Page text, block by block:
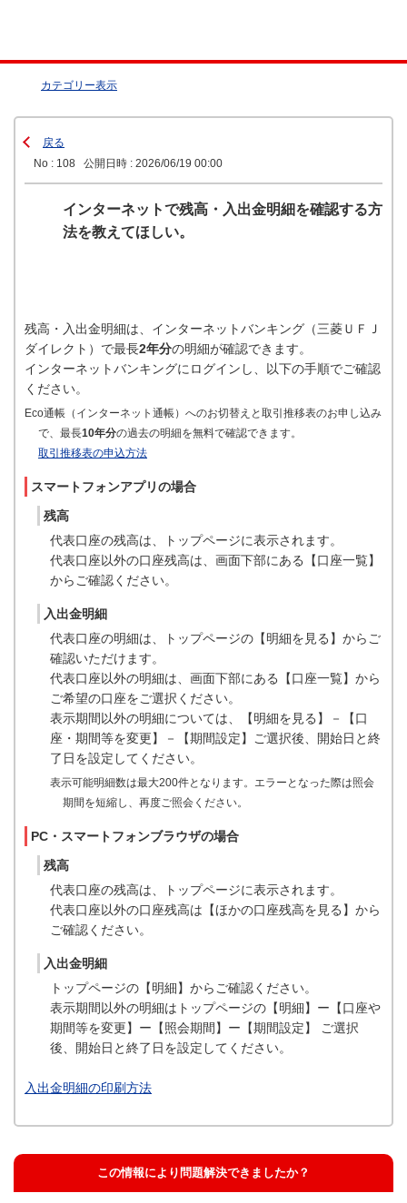
カテゴリー表示
戻る
No : 108
公開日時 : 2026/06/19 00:00
インターネットで残高・入出金明細を確認する方
法を教えてほしい。
残高・入出金明細は、インターネットバンキング（三菱ＵＦＪ
ダイレクト）で最長2年分の明細が確認できます。
インターネットバンキングにログインし、以下の手順でご確認
ください。
Eco通帳（インターネット通帳）へのお切替えと取引推移表のお申し込み
で、最長10年分の過去の明細を無料で確認できます。
取引推移表の申込方法
スマートフォンアプリの場合
残高
代表口座の残高は、トップページに表示されます。
代表口座以外の口座残高は、画面下部にある【口座一覧】
からご確認ください。
入出金明細
代表口座の明細は、トップページの【明細を見る】からご
確認いただけます。
代表口座以外の明細は、画面下部にある【口座一覧】から
ご希望の口座をご選択ください。
表示期間以外の明細については、【明細を見る】－【口
座・期間等を変更】－【期間設定】ご選択後、開始日と終
了日を設定してください。
表示可能明細数は最大200件となります。エラーとなった際は照会
期間を短縮し、再度ご照会ください。
PC・スマートフォンブラウザの場合
残高
代表口座の残高は、トップページに表示されます。
代表口座以外の口座残高は【ほかの口座残高を見る】から
ご確認ください。
入出金明細
トップページの【明細】からご確認ください。
表示期間以外の明細はトップページの【明細】ー【口座や
期間等を変更】ー【照会期間】ー【期間設定】 ご選択
後、開始日と終了日を設定してください。
入出金明細の印刷方法
この情報により問題解決できましたか？